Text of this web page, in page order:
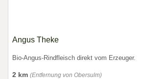
Angus Theke
Bio-Angus-Rindfleisch direkt vom Erzeuger.
2 km (Entfernung von Obersulm)